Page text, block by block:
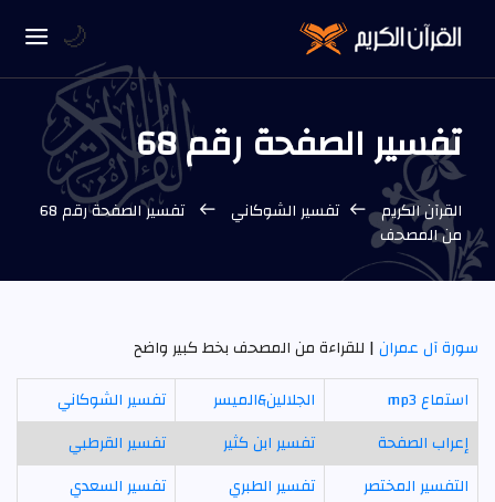
تفسير الصفحة رقم 68
القرآن الكريم تفسير الشوكاني
تفسير الصفحة رقم 68
من المصحف
سورة آل عمران| للقراءة من المصحف بخط كبير واضح
استماع mp3
الجلالين&الميسر
تفسير الشوكاني
إعراب الصفحة
تفسير ابن كثير
تفسير القرطبي
التفسير المختصر
تفسير الطبري تفسير السعدي
🌙